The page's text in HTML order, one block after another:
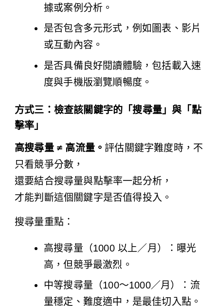
據或案例分析。
是否包含多元形式，例如圖表、影片
或互動內容。
是否具備良好閱讀體驗，包括載入速
度與手機版瀏覽順暢度。
方式三：檢查該關鍵字的「搜尋量」與「點
擊率」
高搜尋量 ≠ 高流量。 評估關鍵字難度時，不
只看競爭分數，
還要結合搜尋量與點擊率一起分析，
才能判斷這個關鍵字是否值得投入。
搜尋量重點：
高搜尋量（1000 以上／月）：曝光
高，但競爭最激烈。
中等搜尋量（100～1000／月）：流
量穩定、難度適中，是最佳切入點。